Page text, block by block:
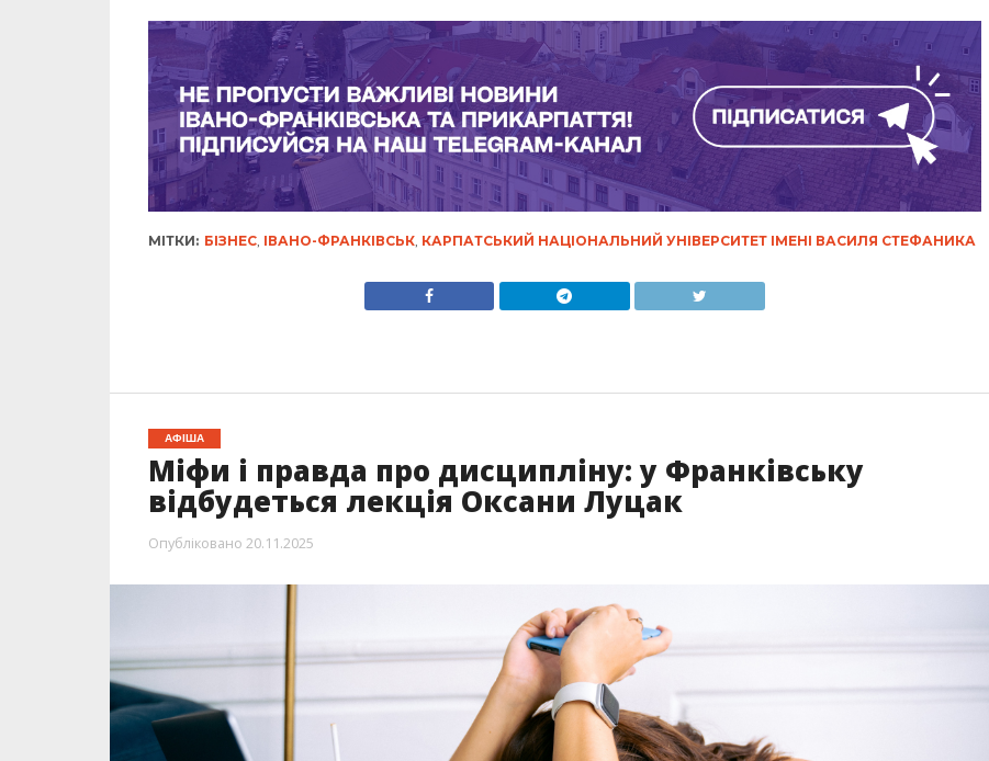
МІТКИ: БІЗНЕС, ІВАНО-ФРАНКІВСЬК, КАРПАТСЬКИЙ НАЦІОНАЛЬНИЙ УНІВЕРСИТЕТ ІМЕНІ ВАСИЛЯ СТЕФАНИКА
АФІША
Міфи і правда про дисципліну: у Франківську
відбудеться лекція Оксани Луцак
Опубліковано 20.11.2025